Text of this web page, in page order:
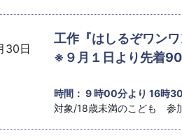
30日
工作『はしるぞワンワ
※９月１日より先着
時間： 9 時00分より 16時
対象/18歳未満のこども 参